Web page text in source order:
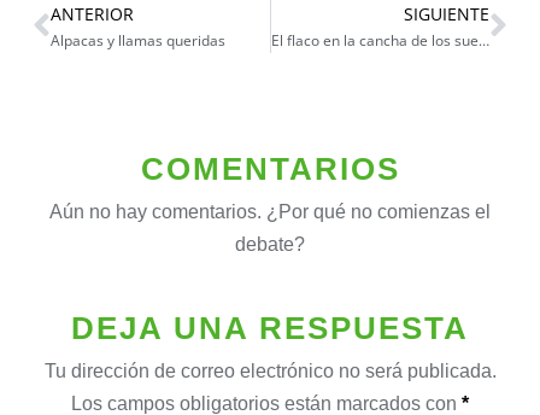
ANTERIOR
Alpacas y llamas queridas
SIGUIENTE
El flaco en la cancha de los sueños
COMENTARIOS
Aún no hay comentarios. ¿Por qué no comienzas el
debate?
DEJA UNA RESPUESTA
Tu dirección de correo electrónico no será publicada.
Los campos obligatorios están marcados con *